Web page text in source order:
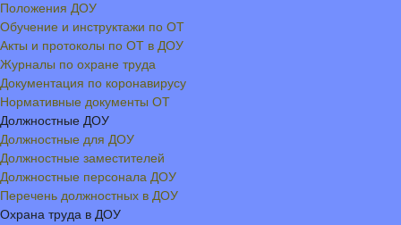
Положения ДОУ
Обучение и инструктажи по ОТ
Акты и протоколы по ОТ в ДОУ
Журналы по охране труда
Документация по коронавирусу
Нормативные документы ОТ
Должностные ДОУ
Должностные для ДОУ
Должностные заместителей
Должностные персонала ДОУ
Перечень должностных в ДОУ
Охрана труда в ДОУ